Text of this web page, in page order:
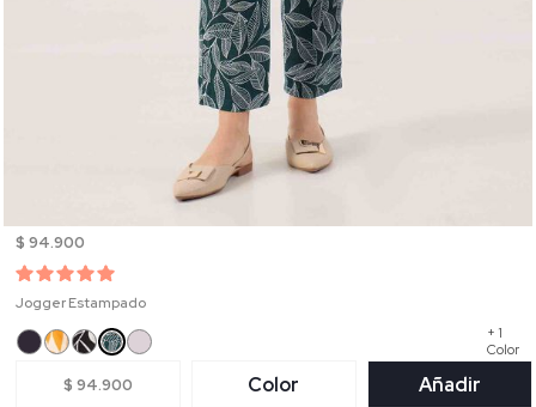
$ 94.900
Jogger Estampado
+ 1
Color
$ 94.900 Color Añadir